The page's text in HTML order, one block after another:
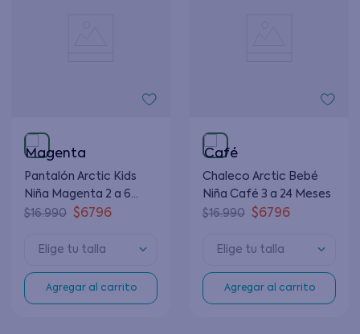
Pantalón Arctic Kids
Niña Magenta 2 a 6
Años
$16.990 $6796
Elige tu talla
Agregar al carrito
Chaleco Arctic Bebé
Niña Café 3 a 24 Meses
$16.990 $6796
Elige tu talla
Agregar al carrito